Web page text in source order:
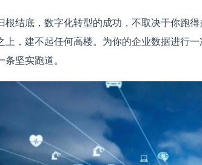
根结底，数字化转型的成功，不取决于你跑
上，建不起任何高楼。为你的企业数据进行
条坚实跑道。